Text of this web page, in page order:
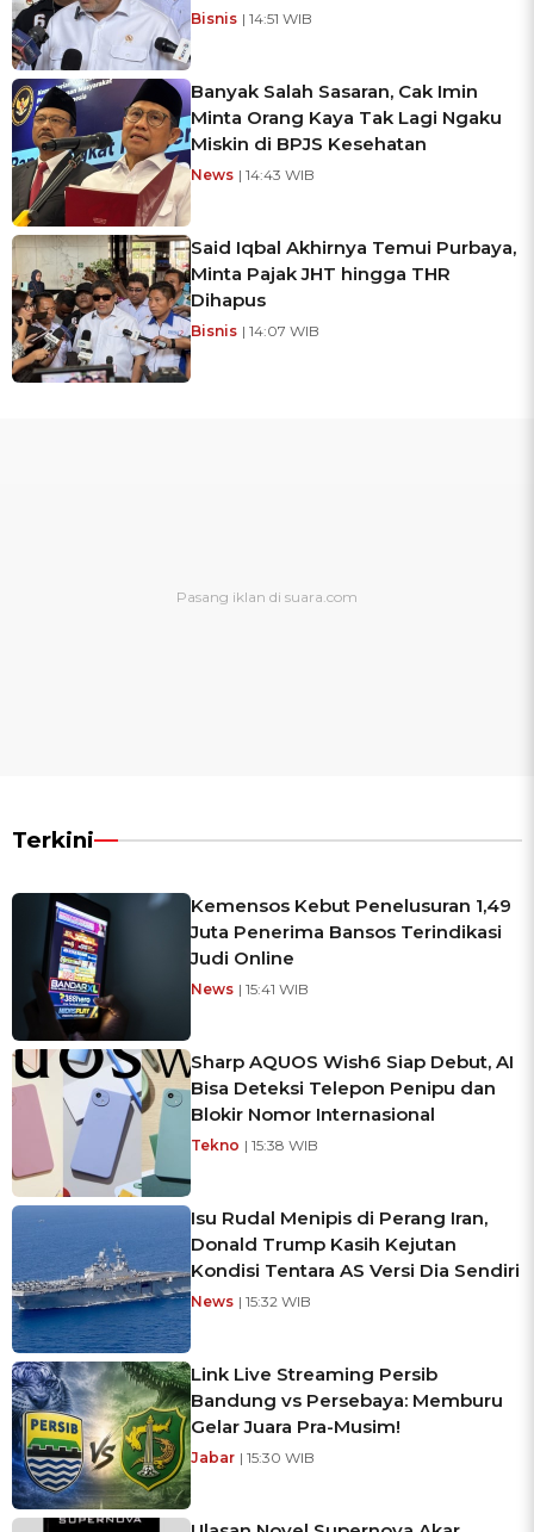
Bisnis | 14:51 WIB
Banyak Salah Sasaran, Cak Imin
Minta Orang Kaya Tak Lagi Ngaku
Miskin di BPJS Kesehatan
News | 14:43 WIB
Said Iqbal Akhirnya Temui Purbaya,
Minta Pajak JHT hingga THR
Dihapus
Bisnis | 14:07 WIB
Terkini
Kemensos Kebut Penelusuran 1,49
Juta Penerima Bansos Terindikasi
Judi Online
News | 15:41 WIB
Sharp AQUOS Wish6 Siap Debut, AI
Bisa Deteksi Telepon Penipu dan
Blokir Nomor Internasional
Tekno | 15:38 WIB
Isu Rudal Menipis di Perang Iran,
Donald Trump Kasih Kejutan
Kondisi Tentara AS Versi Dia Sendiri
News | 15:32 WIB
Link Live Streaming Persib
Bandung vs Persebaya: Memburu
Gelar Juara Pra-Musim!
Jabar | 15:30 WIB